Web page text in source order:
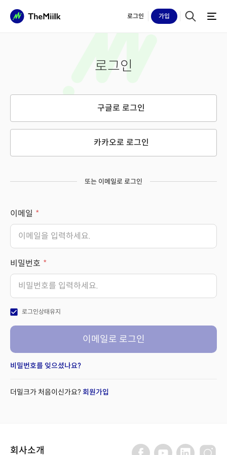
로그인 가입
로그인
구글로 로그인
카카오로 로그인
또는 이메일로 로그인
이메일
비밀번호
check_box 로그인상태유지
이메일로 로그인
비밀번호를 잊으셨나요?
더밀크가 처음이신가요? 회원가입
회사소개